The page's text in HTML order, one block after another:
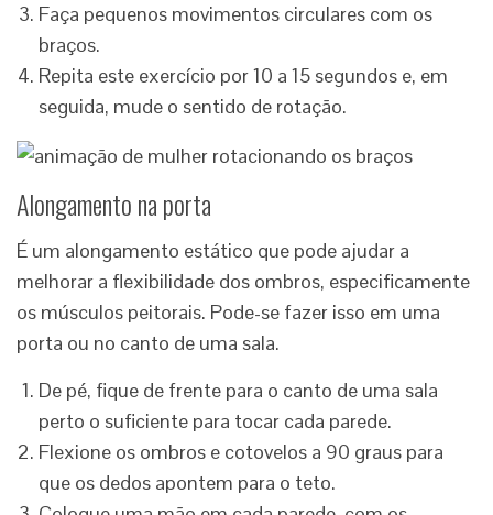
Faça pequenos movimentos circulares com os
braços.
Repita este exercício por 10 a 15 segundos e, em
seguida, mude o sentido de rotação.
Alongamento na porta
É um alongamento estático que pode ajudar a
melhorar a flexibilidade dos ombros, especificamente
os músculos peitorais. Pode-se fazer isso em uma
porta ou no canto de uma sala.
De pé, fique de frente para o canto de uma sala
perto o suficiente para tocar cada parede.
Flexione os ombros e cotovelos a 90 graus para
que os dedos apontem para o teto.